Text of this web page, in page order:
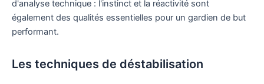
d'analyse technique : l'instinct et la réactivité sont
également des qualités essentielles pour un gardien de but
performant.
Les techniques de déstabilisation